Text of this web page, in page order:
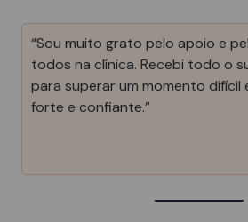
“Sou muito grato pelo apoio e
todos na clínica. Recebi todo o
para superar um momento difícil
forte e confiante.”